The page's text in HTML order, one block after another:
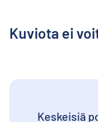
Kuviota ei
Keskeisiä